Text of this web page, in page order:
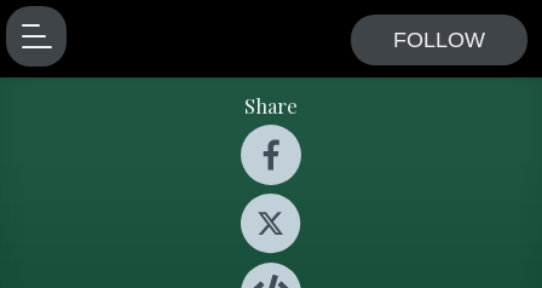
FOLLOW
Share